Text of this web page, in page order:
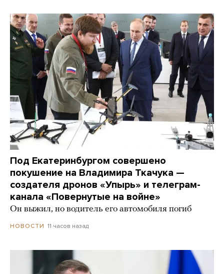
Под Екатеринбургом совершено
покушение на Владимира Ткачука —
создателя дронов «Упырь» и телеграм-
канала «Повернутые на войне»
Он выжил, но водитель его автомобиля погиб
НОВОСТИ 11 часов назад